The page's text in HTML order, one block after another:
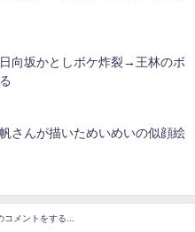
日向坂かとしボケ炸裂→王林のボ
さんが描いためいめいの似顔絵
コメントをする...